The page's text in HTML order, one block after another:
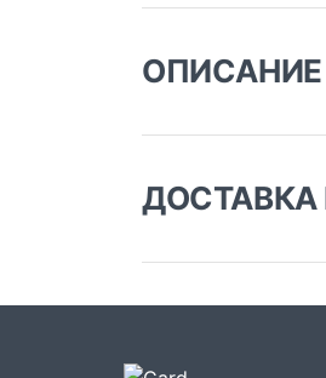
ДОСТАВКА
Доставка в